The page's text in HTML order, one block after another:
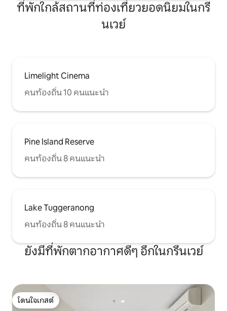
ที่พักใกล้สถานที่ท่องเที่ยวยอดนิยมในกรี
นเวย์
Limelight Cinema
คนท้องถิ่น 10 คนแนะนำ
Pine Island Reserve
คนท้องถิ่น 8 คนแนะนำ
Lake Tuggeranong
คนท้องถิ่น 8 คนแนะนำ
ยังมีที่พักตากอากาศดีๆ อีกในกรีนเวย์
โดนใจเกสต์
โดนใจเกสต์